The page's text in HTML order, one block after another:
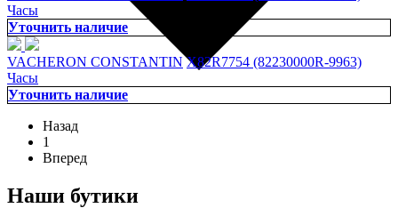
Часы
Уточнить наличие
VACHERON CONSTANTIN X82R7754 (82230000R-9963)
Часы
Уточнить наличие
Назад
1
Вперед
Наши бутики